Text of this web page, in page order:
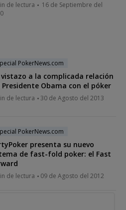
de lectura
16 de Septiembre del
PokerNews.com
vistazo a la complicada relación
Presidente Obama con el póker
de lectura 30 de Agosto del 2013
PokerNews.com
presenta su nuevo
de fast-fold poker: el Fast
de lectura 09 de Agosto del 2012